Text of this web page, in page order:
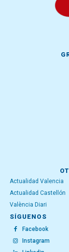
Actualidad Valencia
Actualidad Castellón
València Diari
SÍGUENOS
Facebook
Instagram